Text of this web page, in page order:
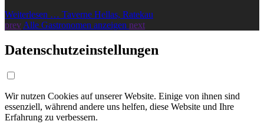
Weiterlesen … Taverne Hellas, Ratekau
prev Alle Gastronomen anzeigen next
Datenschutzeinstellungen
Wir nutzen Cookies auf unserer Website. Einige von ihnen sind
essenziell, während andere uns helfen, diese Website und Ihre
Erfahrung zu verbessern.